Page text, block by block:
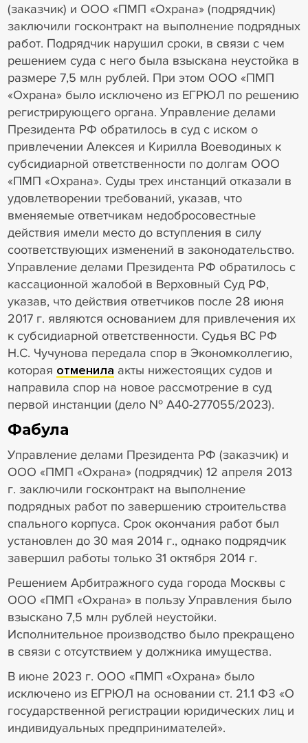
(заказчик) и ООО «ПМП «Охрана» (подрядчик)
заключили госконтракт на выполнение подрядных
работ. Подрядчик нарушил сроки, в связи с чем
решением суда с него была взыскана неустойка в
размере 7,5 млн рублей. При этом ООО «ПМП
«Охрана» было исключено из ЕГРЮЛ по решению
регистрирующего органа. Управление делами
Президента РФ обратилось в суд с иском о
привлечении Алексея и Кирилла Воеводиных к
субсидиарной ответственности по долгам ООО
«ПМП «Охрана». Суды трех инстанций отказали в
удовлетворении требований, указав, что
вменяемые ответчикам недобросовестные
действия имели место до вступления в силу
соответствующих изменений в законодательство.
Управление делами Президента РФ обратилось с
кассационной жалобой в Верховный Суд РФ,
указав, что действия ответчиков после 28 июня
2017 г. являются основанием для привлечения их
к субсидиарной ответственности. Судья ВС РФ
Н.С. Чучунова передала спор в Экономколлегию,
которая отменила акты нижестоящих судов и
направила спор на новое рассмотрение в суд
первой инстанции (дело № А40-277055/2023).
Фабула
Управление делами Президента РФ (заказчик) и
ООО «ПМП «Охрана» (подрядчик) 12 апреля 2013
г. заключили госконтракт на выполнение
подрядных работ по завершению строительства
спального корпуса. Срок окончания работ был
установлен до 30 мая 2014 г., однако подрядчик
завершил работы только 31 октября 2014 г.
Решением Арбитражного суда города Москвы с
ООО «ПМП «Охрана» в пользу Управления было
взыскано 7,5 млн рублей неустойки.
Исполнительное производство было прекращено
в связи с отсутствием у должника имущества.
В июне 2023 г. ООО «ПМП «Охрана» было
исключено из ЕГРЮЛ на основании ст. 21.1 ФЗ «О
государственной регистрации юридических лиц и
индивидуальных предпринимателей».